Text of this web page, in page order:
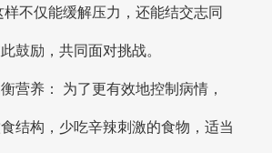
不仅能缓解压力，还能结交志同
鼓励，共同面对挑战。
营养： 为了更有效地控制病情，
结构，少吃辛辣刺激的食物，适当